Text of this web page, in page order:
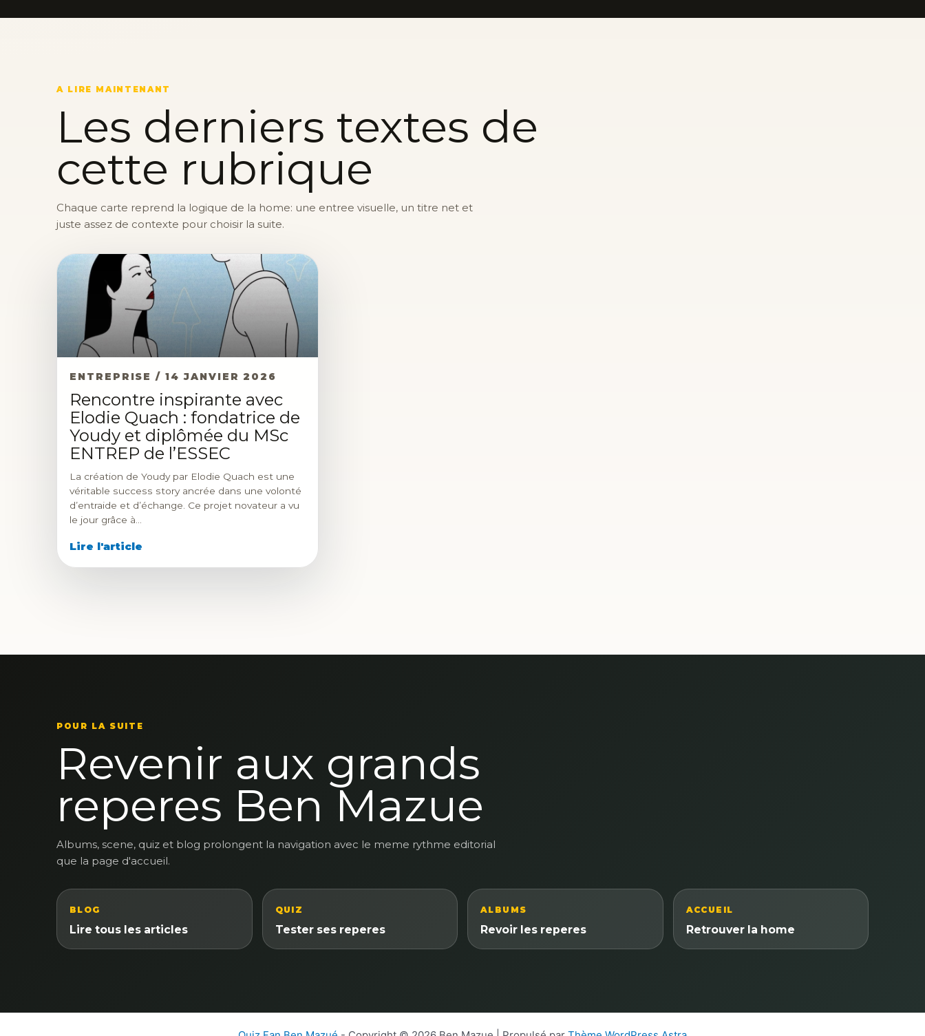
A LIRE MAINTENANT
Les derniers textes de
cette rubrique
Chaque carte reprend la logique de la home: une entree visuelle, un titre net et
juste assez de contexte pour choisir la suite.
ENTREPRISE / 14 JANVIER 2026
Rencontre inspirante avec
Elodie Quach : fondatrice de
Youdy et diplômée du MSc
ENTREP de l’ESSEC
La création de Youdy par Elodie Quach est une
véritable success story ancrée dans une volonté
d’entraide et d’échange. Ce projet novateur a vu
le jour grâce à…
Lire l'article
POUR LA SUITE
Revenir aux grands
reperes Ben Mazue
Albums, scene, quiz et blog prolongent la navigation avec le meme rythme editorial
que la page d'accueil.
BLOG
Lire tous les articles
QUIZ
Tester ses reperes
ALBUMS
Revoir les reperes
ACCUEIL
Retrouver la home